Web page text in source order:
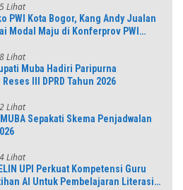
Lihat
PWI Kota Bogor, Kang Andy Jualan
Modal Maju di Konferprov PWI
Lihat
Muba Hadiri Paripurna
III DPRD Tahun 2026
Lihat
MUBA Sepakati Skema Penjadwalan
Lihat
UPI Perkuat Kompetensi Guru
AI Untuk Pembelajaran Literasi